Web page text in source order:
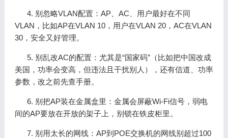
4. 别忽略VLAN配置：AP、AC、用户最好在不同
VLAN，比如AP在VLAN 10，用户在VLAN 20，AC在VLAN
30，安全又好管理。
5. 别乱改AC的配置：尤其是“国家码”（比如把中国改成
美国，功率会变高，但违法且干扰别人），还有信道、功率
参数，改之前先查手册。
6. 别把AP装在金属盒里：金属会屏蔽Wi-Fi信号，弱电
间的AP要放在开放的架子上，别锁在铁皮柜里。
7. 别用太长的网线：AP到POE交换机的网线别超过100